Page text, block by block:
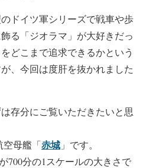
ドイツ軍シリーズで戦車や歩
る「ジオラマ」が大好きだっ
どこまで追求できるかという
、今回は度肝を抜かれました
存分にご覧いただきたいと思
空母艦「赤城 」です。
700分の1スケールの大きさで